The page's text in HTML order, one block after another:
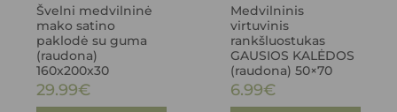
Švelni medvilninė
mako satino
paklodė su guma
(raudona)
160x200x30
29.99€
Medvilninis
virtuvinis
rankšluostukas
GAUSIOS KALĖDOS
(raudona) 50×70
6.99€